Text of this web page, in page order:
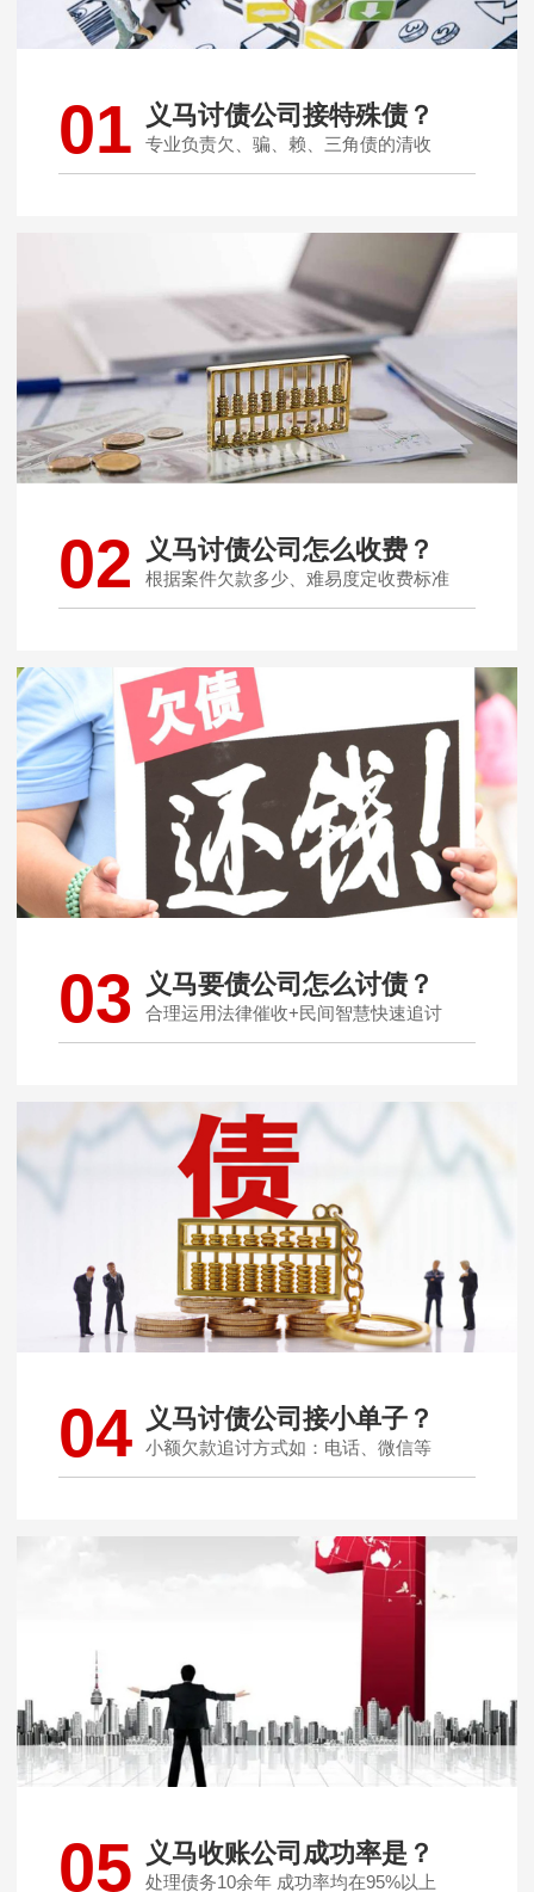
01 义马讨债公司接特殊债？
专业负责欠、骗、赖、三角债的清收
02 义马讨债公司怎么收费？
根据案件欠款多少、难易度定收费标准
03 义马要债公司怎么讨债？
合理运用法律催收+民间智慧快速追讨
04 义马讨债公司接小单子？
小额欠款追讨方式如：电话、微信等
05 义马收账公司成功率是？
处理债务10余年 成功率均在95%以上